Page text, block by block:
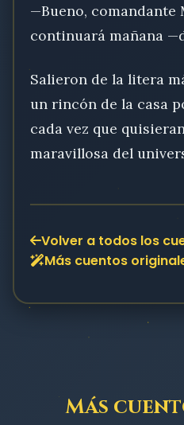
—Bueno,
continuará mañana
Salieron de la litera
un rincón de la casa
cada vez que
maravillosa del
Volver a todos los
Más cuentos
Más